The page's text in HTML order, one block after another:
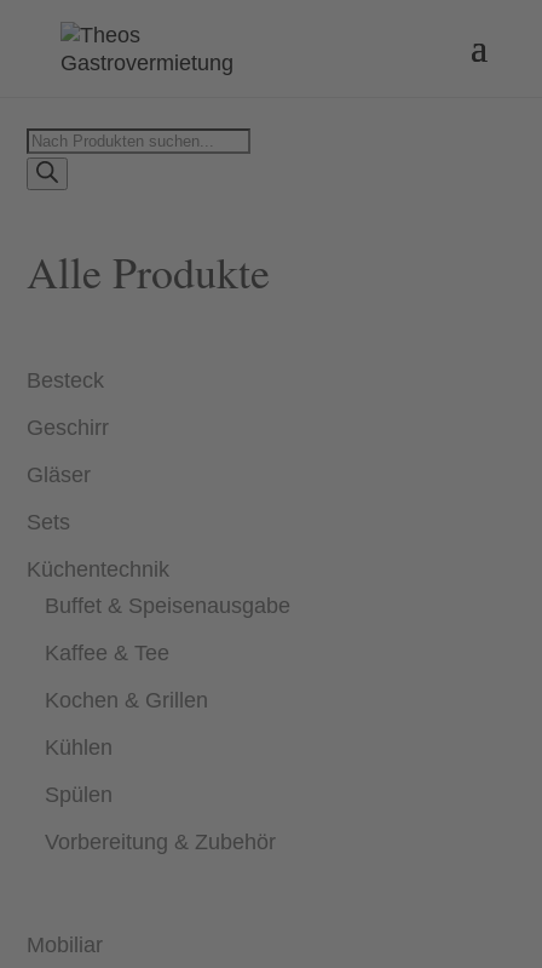
Products
search
Alle Produkte
Besteck
Geschirr
Gläser
Sets
Küchentechnik
Buffet & Speisenausgabe
Kaffee & Tee
Kochen & Grillen
Kühlen
Spülen
Vorbereitung & Zubehör
Mobiliar